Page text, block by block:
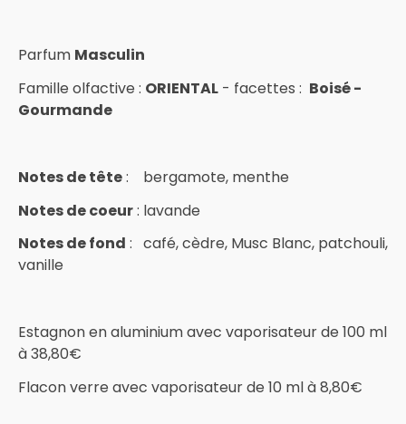
Parfum Masculin
Famille olfactive : ORIENTAL - facettes : Boisé -
Gourmande
Notes de tête: bergamote, menthe
Notes de coeur: lavande
Notes de fond : café, cèdre, Musc Blanc, patchouli,
vanille
Estagnon en aluminium avec vaporisateur de 100 ml
à 38,80€
Flacon verre avec vaporisateur de 10 ml à 8,80€